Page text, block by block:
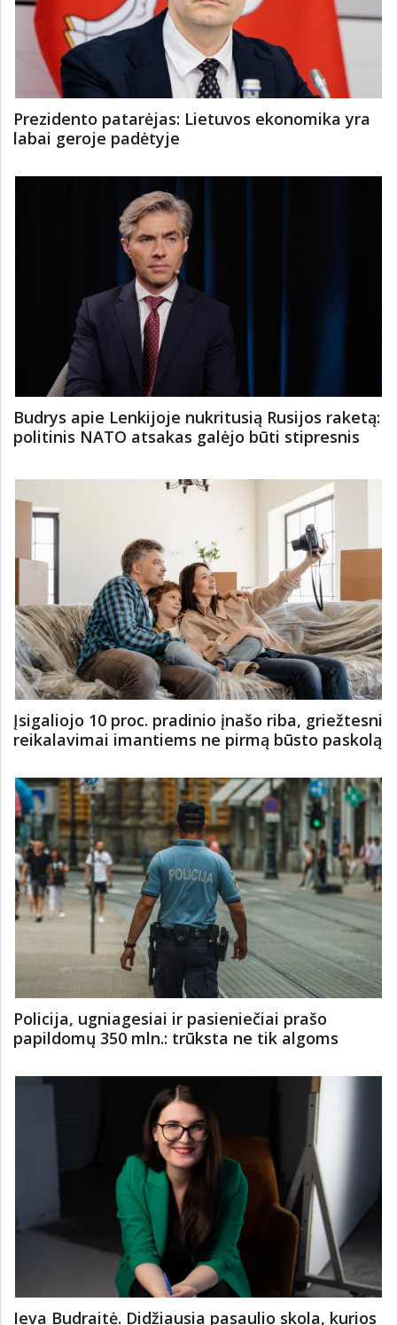
Prezidento patarėjas: Lietuvos ekonomika yra
labai geroje padėtyje
Budrys apie Lenkijoje nukritusią Rusijos raketą:
politinis NATO atsakas galėjo būti stipresnis
Įsigaliojo 10 proc. pradinio įnašo riba, griežtesni
reikalavimai imantiems ne pirmą būsto paskolą
Policija, ugniagesiai ir pasieniečiai prašo
papildomų 350 mln.: trūksta ne tik algoms